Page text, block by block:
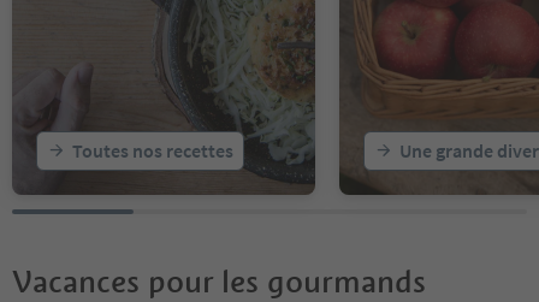
Toutes nos recettes Une grande
Vacances pour les gourmands